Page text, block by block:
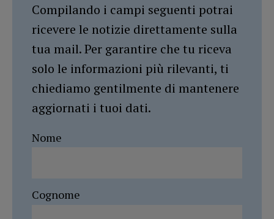
Compilando i campi seguenti potrai
ricevere le notizie direttamente sulla
tua mail. Per garantire che tu riceva
solo le informazioni più rilevanti, ti
chiediamo gentilmente di mantenere
aggiornati i tuoi dati.
Nome
Cognome